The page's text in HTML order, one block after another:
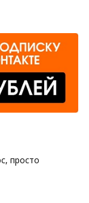
просто